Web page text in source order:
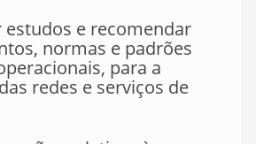
estudos e recomendar
normas e padrões
para a
redes e serviços de